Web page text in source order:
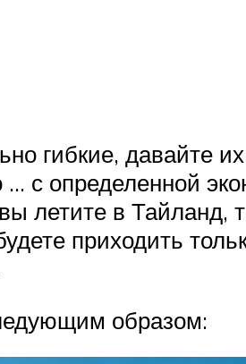
гибкие, давайте
с определенной
летите в Тайланд,
приходить
образом: